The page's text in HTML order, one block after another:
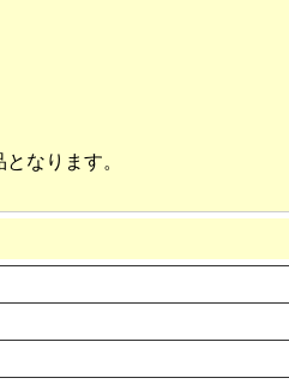
なります。